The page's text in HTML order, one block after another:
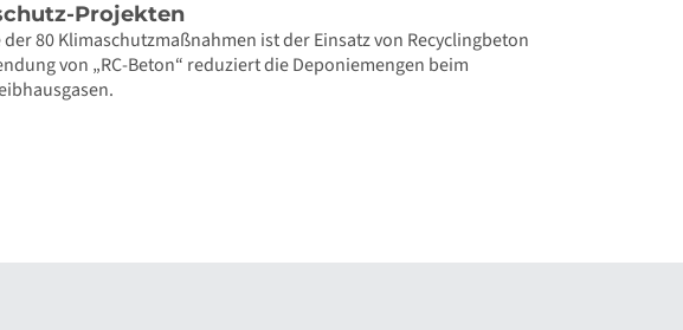
Projekten
80 Klimaschutzmaßnahmen ist der Einsatz von Recyclingbeton
von „RC-Beton“ reduziert die Deponiemengen beim